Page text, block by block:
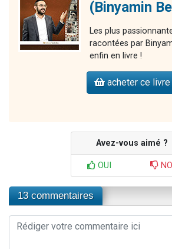
(Binyamin
Les plus
racontées par
enfin en livre !
acheter ce livre
Avez-vous aimé ?
OUI
13 commentaires